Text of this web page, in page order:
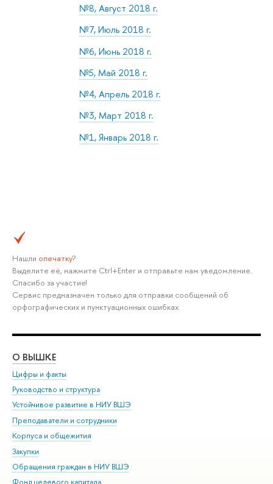
№8, Август 2018 г.
№7, Июль 2018 г.
№6, Июнь 2018 г.
№5, Май 2018 г.
№4, Апрель 2018 г.
№3, Март 2018 г.
№1, Январь 2018 г.
Нашли опечатку?
Выделите её, нажмите Ctrl+Enter и отправьте нам уведомление.
Спасибо за участие!
Сервис предназначен только для отправки сообщений об
орфографических и пунктуационных ошибках.
О ВЫШКЕ
Цифры и факты
Руководство и структура
Устойчивое развитие в НИУ ВШЭ
Преподаватели и сотрудники
Корпуса и общежития
Закупки
Обращения граждан в НИУ ВШЭ